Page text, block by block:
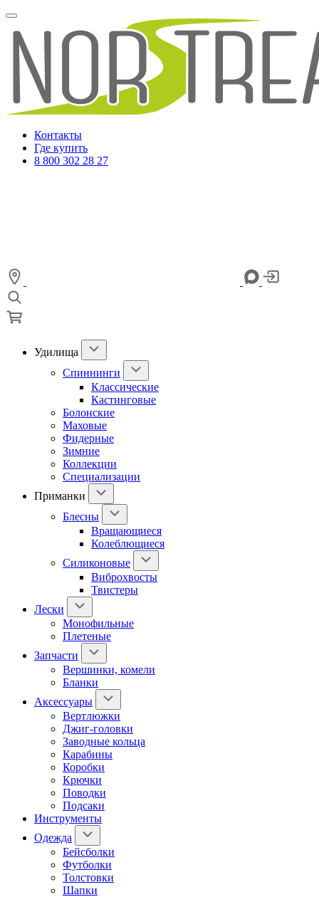
Контакты
Где купить
8 800 302 28 27
Удилища
Спиннинги
Классические
Кастинговые
Болонские
Маховые
Фидерные
Зимние
Коллекции
Специализации
Приманки
Блесны
Вращающиеся
Колеблющиеся
Силиконовые
Виброхвосты
Твистеры
Лески
Монофильные
Плетеные
Запчасти
Вершинки, комели
Бланки
Аксессуары
Вертлюжки
Джиг-головки
Заводные кольца
Карабины
Коробки
Крючки
Поводки
Подсаки
Инструменты
Одежда
Бейсболки
Футболки
Толстовки
Шапки